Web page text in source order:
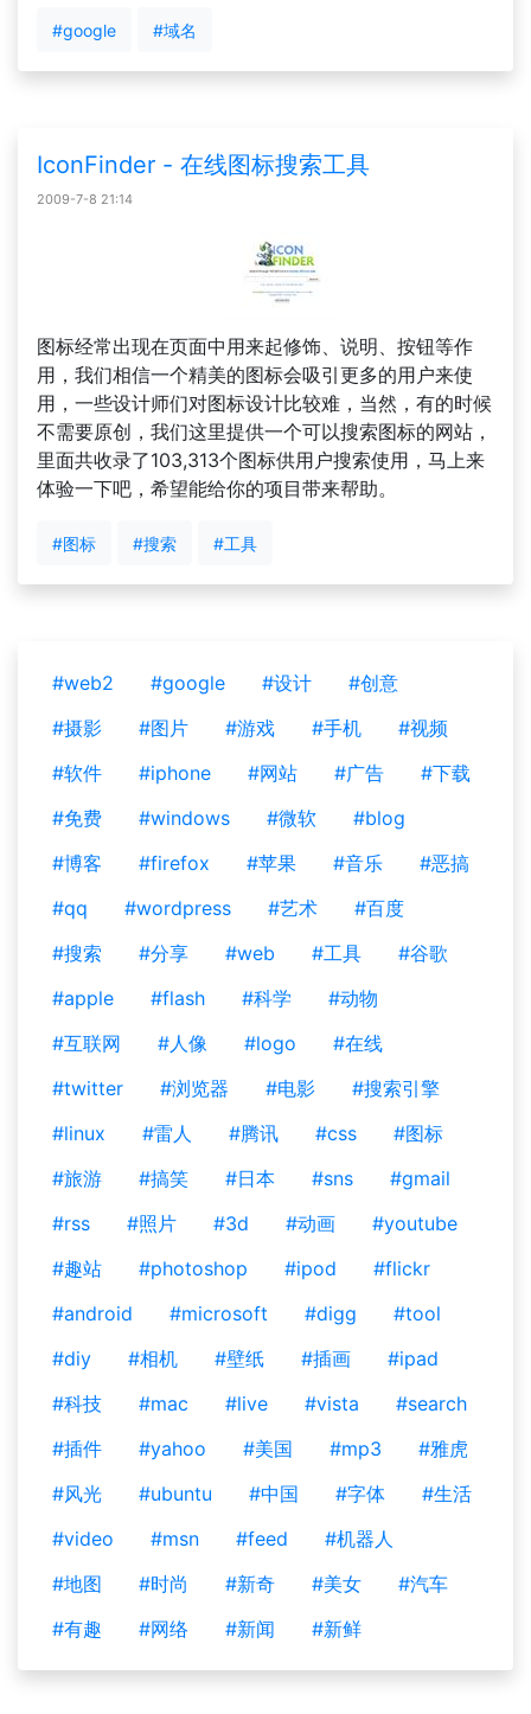
#google #域名
IconFinder - 在线图标搜索工具
2009-7-8 21:14
图标经常出现在页面中用来起修饰、说明、按钮等作
用，我们相信一个精美的图标会吸引更多的用户来使
用，一些设计师们对图标设计比较难，当然，有的时候
不需要原创，我们这里提供一个可以搜索图标的网站，
里面共收录了103,313个图标供用户搜索使用，马上来
体验一下吧，希望能给你的项目带来帮助。
#图标 #搜索 #工具
#web2 #google #设计
#创意
#摄影
#图片 #游戏 #手机
#视频
#软件
#iphone #网站 #广告
#下载
#免费
#windows #微软
#blog
#博客
#firefox #苹果 #音乐
#恶搞
#qq
#wordpress #艺术
#百度
#搜索
#分享 #web #工具
#谷歌
#apple
#flash #科学
#动物
#互联网
#人像 #logo
#在线
#twitter
#浏览器 #电影
#搜索引擎
#linux
#雷人 #腾讯 #css
#图标
#旅游
#搞笑 #日本 #sns
#gmail
#rss
#照片 #3d #动画
#youtube
#趣站
#photoshop #ipod
#flickr
#android
#microsoft #digg
#tool
#diy
#相机 #壁纸 #插画
#ipad
#科技
#mac #live #vista
#search
#插件
#yahoo #美国 #mp3
#雅虎
#风光
#ubuntu #中国 #字体
#生活
#video
#msn #feed
#机器人
#地图
#时尚 #新奇 #美女
#汽车
#有趣
#网络 #新闻 #新鲜